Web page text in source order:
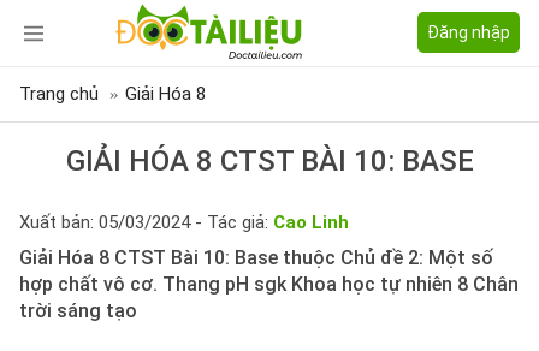
Đăng nhập
Trang chủ Giải Hóa 8
GIẢI HÓA 8 CTST BÀI 10: BASE
Xuất bản: 05/03/2024 - Tác giả: Cao Linh
Giải Hóa 8 CTST Bài 10: Base thuộc Chủ đề 2: Một số
hợp chất vô cơ. Thang pH sgk Khoa học tự nhiên 8 Chân
trời sáng tạo